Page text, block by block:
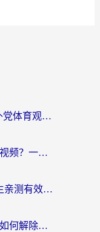
在香港怎么看cba直播的？海外党体育观赛终极指南：告别版权限制，畅享中文解说
海外党别愁！国外怎么看优酷视频？一招解决追剧、看直播难题
海外可以看b站吗手机？留学生亲测有效的回国加速指南
海外党必看：腾讯视频在国外如何解除地域限制？附优酷咪咕使用指南